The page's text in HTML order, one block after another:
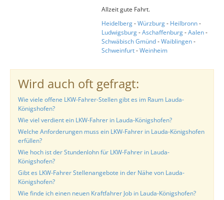
Allzeit gute Fahrt.
Heidelberg-Würzburg- Heilbronn-
Ludwigsburg-Aschaffenburg-Aalen-
Schwäbisch Gmünd-Waiblingen-
Schweinfurt-Weinheim
Wird auch oft gefragt:
Wie viele offene LKW-Fahrer-Stellen gibt es im Raum Lauda-
Königshofen?
Wie viel verdient ein LKW-Fahrer in Lauda-Königshofen?
Welche Anforderungen muss ein LKW-Fahrer in Lauda-Königshofen
erfüllen?
Wie hoch ist der Stundenlohn für LKW-Fahrer in Lauda-
Königshofen?
Gibt es LKW-Fahrer Stellenangebote in der Nähe von Lauda-
Königshofen?
Wie finde ich einen neuen Kraftfahrer Job in Lauda-Königshofen?